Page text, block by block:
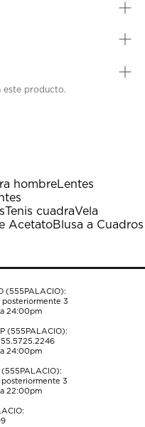
este producto.
hombreLentes
Tenis cuadraVela
AcetatoBlusa a Cuadros
(555PALACIO):
3
24:00pm
(555PALACIO):
24:00pm
(555PALACIO):
3
22:00pm